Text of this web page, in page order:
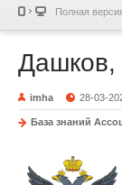
Полная
Дашков,
imha 28-03-
База знаний